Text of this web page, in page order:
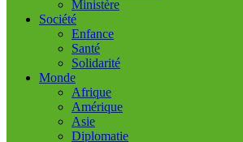
Ministère
Société
Enfance
Santé
Solidarité
Monde
Afrique
Amérique
Asie
Diplomatie